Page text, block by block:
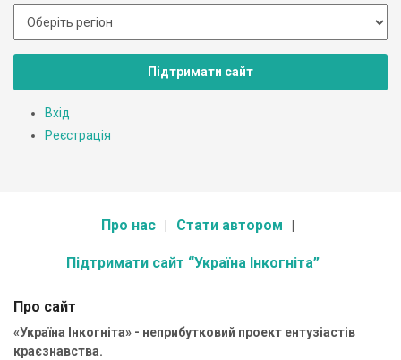
Підтримати сайт
Вхід
Реєстрація
Про нас Стати автором
Підтримати сайт “Україна Інкогніта”
Про сайт
«Україна Інкогніта» - неприбутковий проект ентузіастів
краєзнавства.